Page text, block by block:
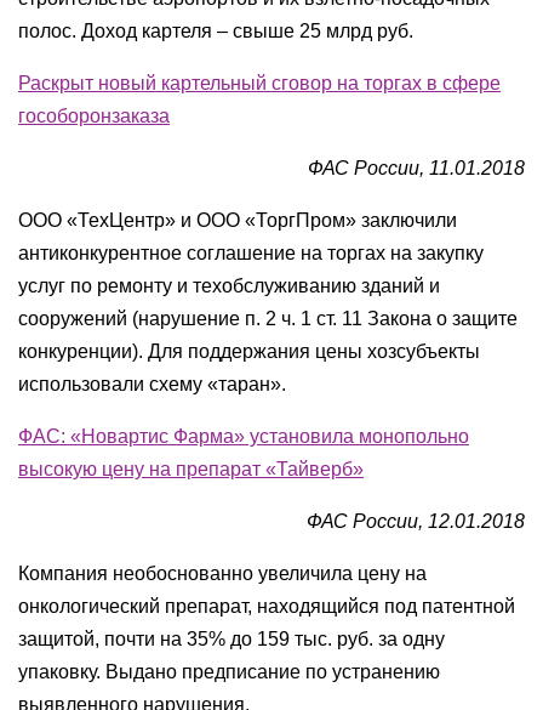
полос. Доход картеля – свыше 25 млрд руб.
Раскрыт новый картельный сговор на торгах в сфере
гособоронзаказа
ФАС России, 11.01.2018
ООО «ТехЦентр» и ООО «ТоргПром» заключили
антиконкурентное соглашение на торгах на закупку
услуг по ремонту и техобслуживанию зданий и
сооружений (нарушение п. 2 ч. 1 ст. 11 Закона о защите
конкуренции). Для поддержания цены хозсубъекты
использовали схему «таран».
ФАС: «Новартис Фарма» установила монопольно
высокую цену на препарат «Тайверб»
ФАС России, 12.01.2018
Компания необоснованно увеличила цену на
онкологический препарат, находящийся под патентной
защитой, почти на 35% до 159 тыс. руб. за одну
упаковку. Выдано предписание по устранению
выявленного нарушения.